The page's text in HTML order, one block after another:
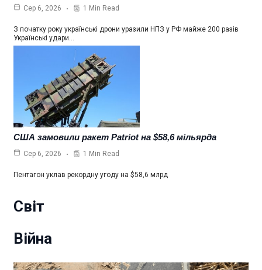
Сер 6, 2026 1 Min Read
З початку року українські дрони уразили НПЗ у РФ майже 200 разів
Українські удари…
США замовили ракет Patriot на $58,6 мільярда
Сер 6, 2026 1 Min Read
Пентагон уклав рекордну угоду на $58,6 млрд
Світ
Війна